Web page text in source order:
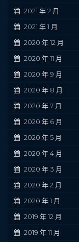
2021 年 2 月
2021 年 1 月
2020 年 12 月
2020 年 11 月
2020 年 9 月
2020 年 8 月
2020 年 7 月
2020 年 6 月
2020 年 5 月
2020 年 4 月
2020 年 3 月
2020 年 2 月
2020 年 1 月
2019 年 12 月
2019 年 11 月